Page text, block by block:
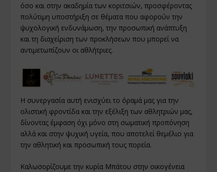
όσο και στην ακαδημία των κοριτσιών, προσφέροντας
πολύτιμη υποστήριξη σε θέματα που αφορούν την
ψυχολογική ενδυνάμωση, την προσωπική ανάπτυξη
και τη διαχείριση των προκλήσεων που μπορεί να
αντιμετωπίζουν οι αθλήτριες.
Η συνεργασία αυτή ενισχύει το όραμά μας για την
ολιστική φροντίδα και την εξέλιξη των αθλητριών μας,
δίνοντας έμφαση όχι μόνο στη σωματική προπόνηση
αλλά και στην ψυχική υγεία, που αποτελεί θεμέλιο για
την αθλητική και προσωπική τους πορεία.
Καλωσορίζουμε την κυρία Μπάτου στην οικογένεια